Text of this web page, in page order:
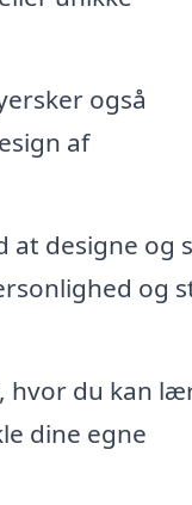
også
af
at designe og
og
hvor du kan
dine egne